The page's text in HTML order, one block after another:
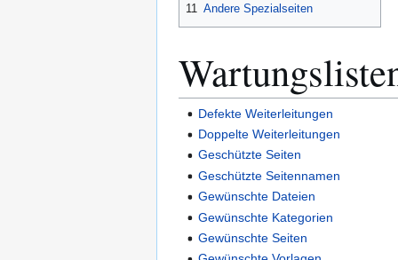
11 Andere Spezialseiten
Defekte Weiterleitungen
Doppelte Weiterleitungen
Geschützte Seiten
Geschützte Seitennamen
Gewünschte Dateien
Gewünschte Kategorien
Gewünschte Seiten